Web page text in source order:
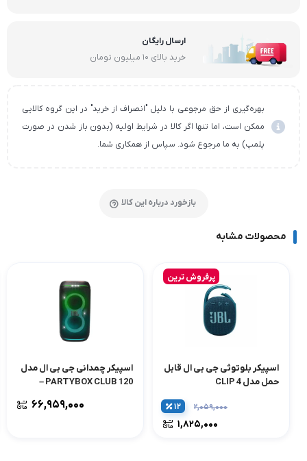
ارسال رایگان
خرید بالای ۱۰ میلیون تومان
بهره‌گیری از حق مرجوعی با دلیل "انصراف از خرید" در این گروه کالایی
ممکن است، اما تنها اگر کالا در شرایط اولیه (بدون باز شدن در صورت
پلمپ) به ما مرجوع شود. سپاس از همکاری شما.
بازخورد درباره این کالا
محصولات مشابه
پرفروش ترین
اسپیکر بلوتوثی جی بی ال قابل
حمل مدل CLIP 4
۲,۰۵۹,۰۰۰
۱,۸۲۵,۰۰۰
۱۲
اسپیکر چمدانی جی بی ال مدل
PARTYBOX CLUB 120 –
۶۶,۹۵۹,۰۰۰